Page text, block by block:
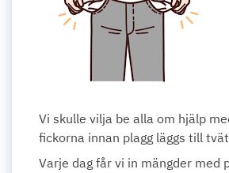
Vi skulle vilja be alla om hjälp
fickorna innan plagg läggs till
Varje dag får vi in mängder med